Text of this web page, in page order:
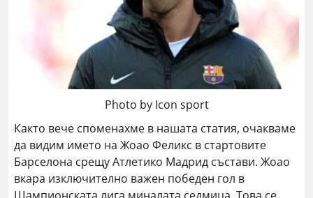
Photo by Icon sport
Както вече споменахме в нашата статия, очакваме
да видим името на Жоао Феликс в стартовите
Барселона срещу Атлетико Мадрид състави. Жоао
вкара изключително важен победен гол в